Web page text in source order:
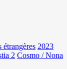
2023
2 Cosmo / Nona